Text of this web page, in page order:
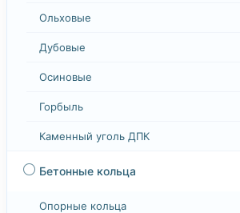
Ольховые
Дубовые
Осиновые
Горбыль
Каменный уголь ДПК
⚪ Бетонные кольца
Опорные кольца